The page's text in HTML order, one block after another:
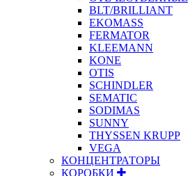
BLT/BRILLIANT
EKOMASS
FERMATOR
KLEEMANN
KONE
OTIS
SCHINDLER
SEMATIC
SODIMAS
SUNNY
THYSSEN KRUPP
VEGA
КОНЦЕНТРАТОРЫ
КОРОБКИ